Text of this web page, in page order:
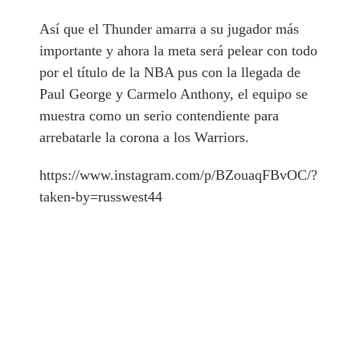
Así que el Thunder amarra a su jugador más
importante y ahora la meta será pelear con todo
por el título de la NBA pus con la llegada de
Paul George y Carmelo Anthony, el equipo se
muestra como un serio contendiente para
arrebatarle la corona a los Warriors.
https://www.instagram.com/p/BZouaqFBvOC/?
taken-by=russwest44